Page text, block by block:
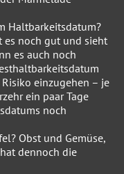
Haltbarkeitsdatum?
es noch gut und sieht
es auch noch
einzugehen – je
ein paar Tage
noch
Obst und Gemüse,
dennoch die